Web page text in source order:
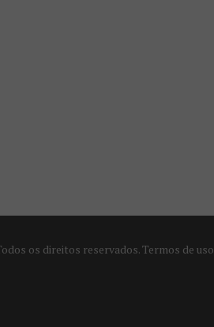
os direitos reservados.Termos de uso